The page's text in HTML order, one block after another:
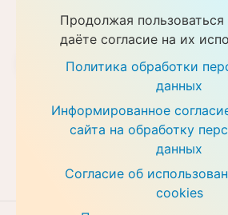
Политика обработки персональных
Скачать прайс-листы
Продолжая
даёте согласие на их
Политика обработки
данных
Информированное
сайта на обработку
данных
Согласие об
cookies